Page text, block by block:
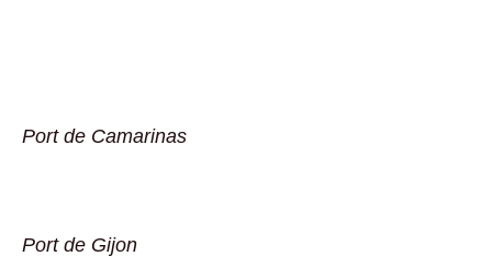
Port de Camarinas
Port de Gijon